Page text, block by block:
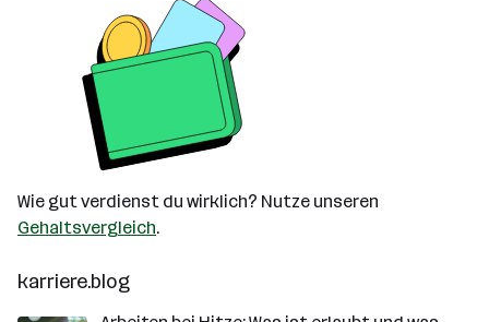
Wie gut verdienst du wirklich? Nutze unseren
Gehaltsvergleich.
karriere.blog